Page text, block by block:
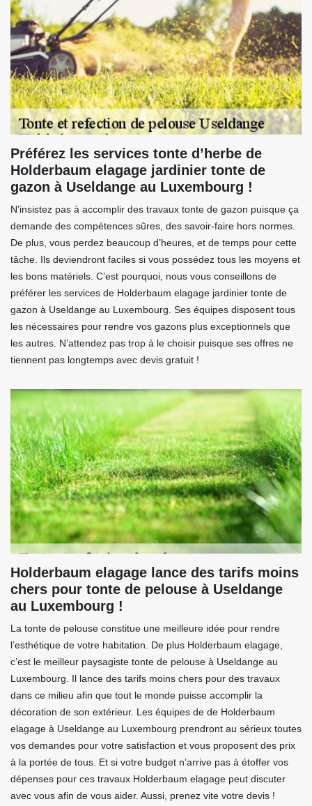
Préférez les services tonte d’herbe de
Holderbaum elagage jardinier tonte de
gazon à Useldange au Luxembourg !
N’insistez pas à accomplir des travaux tonte de gazon puisque ça
demande des compétences sûres, des savoir-faire hors normes.
De plus, vous perdez beaucoup d’heures, et de temps pour cette
tâche. Ils deviendront faciles si vous possédez tous les moyens et
les bons matériels. C’est pourquoi, nous vous conseillons de
préférer les services de Holderbaum elagage jardinier tonte de
gazon à Useldange au Luxembourg. Ses équipes disposent tous
les nécessaires pour rendre vos gazons plus exceptionnels que
les autres. N’attendez pas trop à le choisir puisque ses offres ne
tiennent pas longtemps avec devis gratuit !
Holderbaum elagage lance des tarifs moins
chers pour tonte de pelouse à Useldange
au Luxembourg !
La tonte de pelouse constitue une meilleure idée pour rendre
l’esthétique de votre habitation. De plus Holderbaum elagage,
c’est le meilleur paysagiste tonte de pelouse à Useldange au
Luxembourg. Il lance des tarifs moins chers pour des travaux
dans ce milieu afin que tout le monde puisse accomplir la
décoration de son extérieur. Les équipes de de Holderbaum
elagage à Useldange au Luxembourg prendront au sérieux toutes
vos demandes pour votre satisfaction et vous proposent des prix
à la portée de tous. Et si votre budget n’arrive pas à étoffer vos
dépenses pour ces travaux Holderbaum elagage peut discuter
avec vous afin de vous aider. Aussi, prenez vite votre devis !